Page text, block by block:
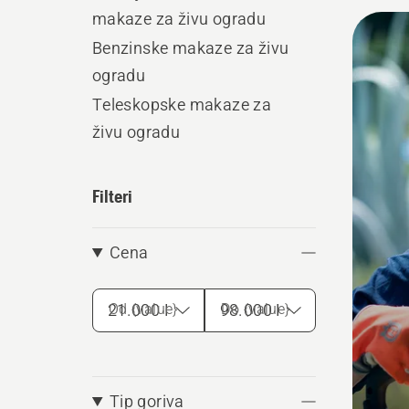
makaze za živu ogradu
Benzinske makaze za živu
ogradu
Teleskopske makaze za
živu ogradu
Filteri
Cena
Od {value} Do {value}
Tip goriva
sve